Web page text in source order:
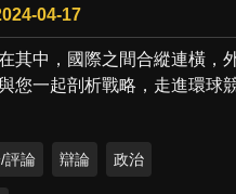
04-17
其中，國際之間合縱連橫，
您一起剖析戰略，走進環球
評論 辯論 政治